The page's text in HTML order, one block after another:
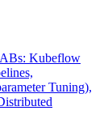
Kubeflow
Tuning),